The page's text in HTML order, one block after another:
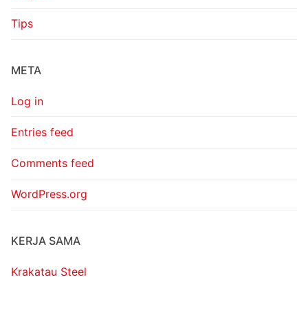
Tips
META
Log in
Entries feed
Comments feed
WordPress.org
KERJA SAMA
Krakatau Steel